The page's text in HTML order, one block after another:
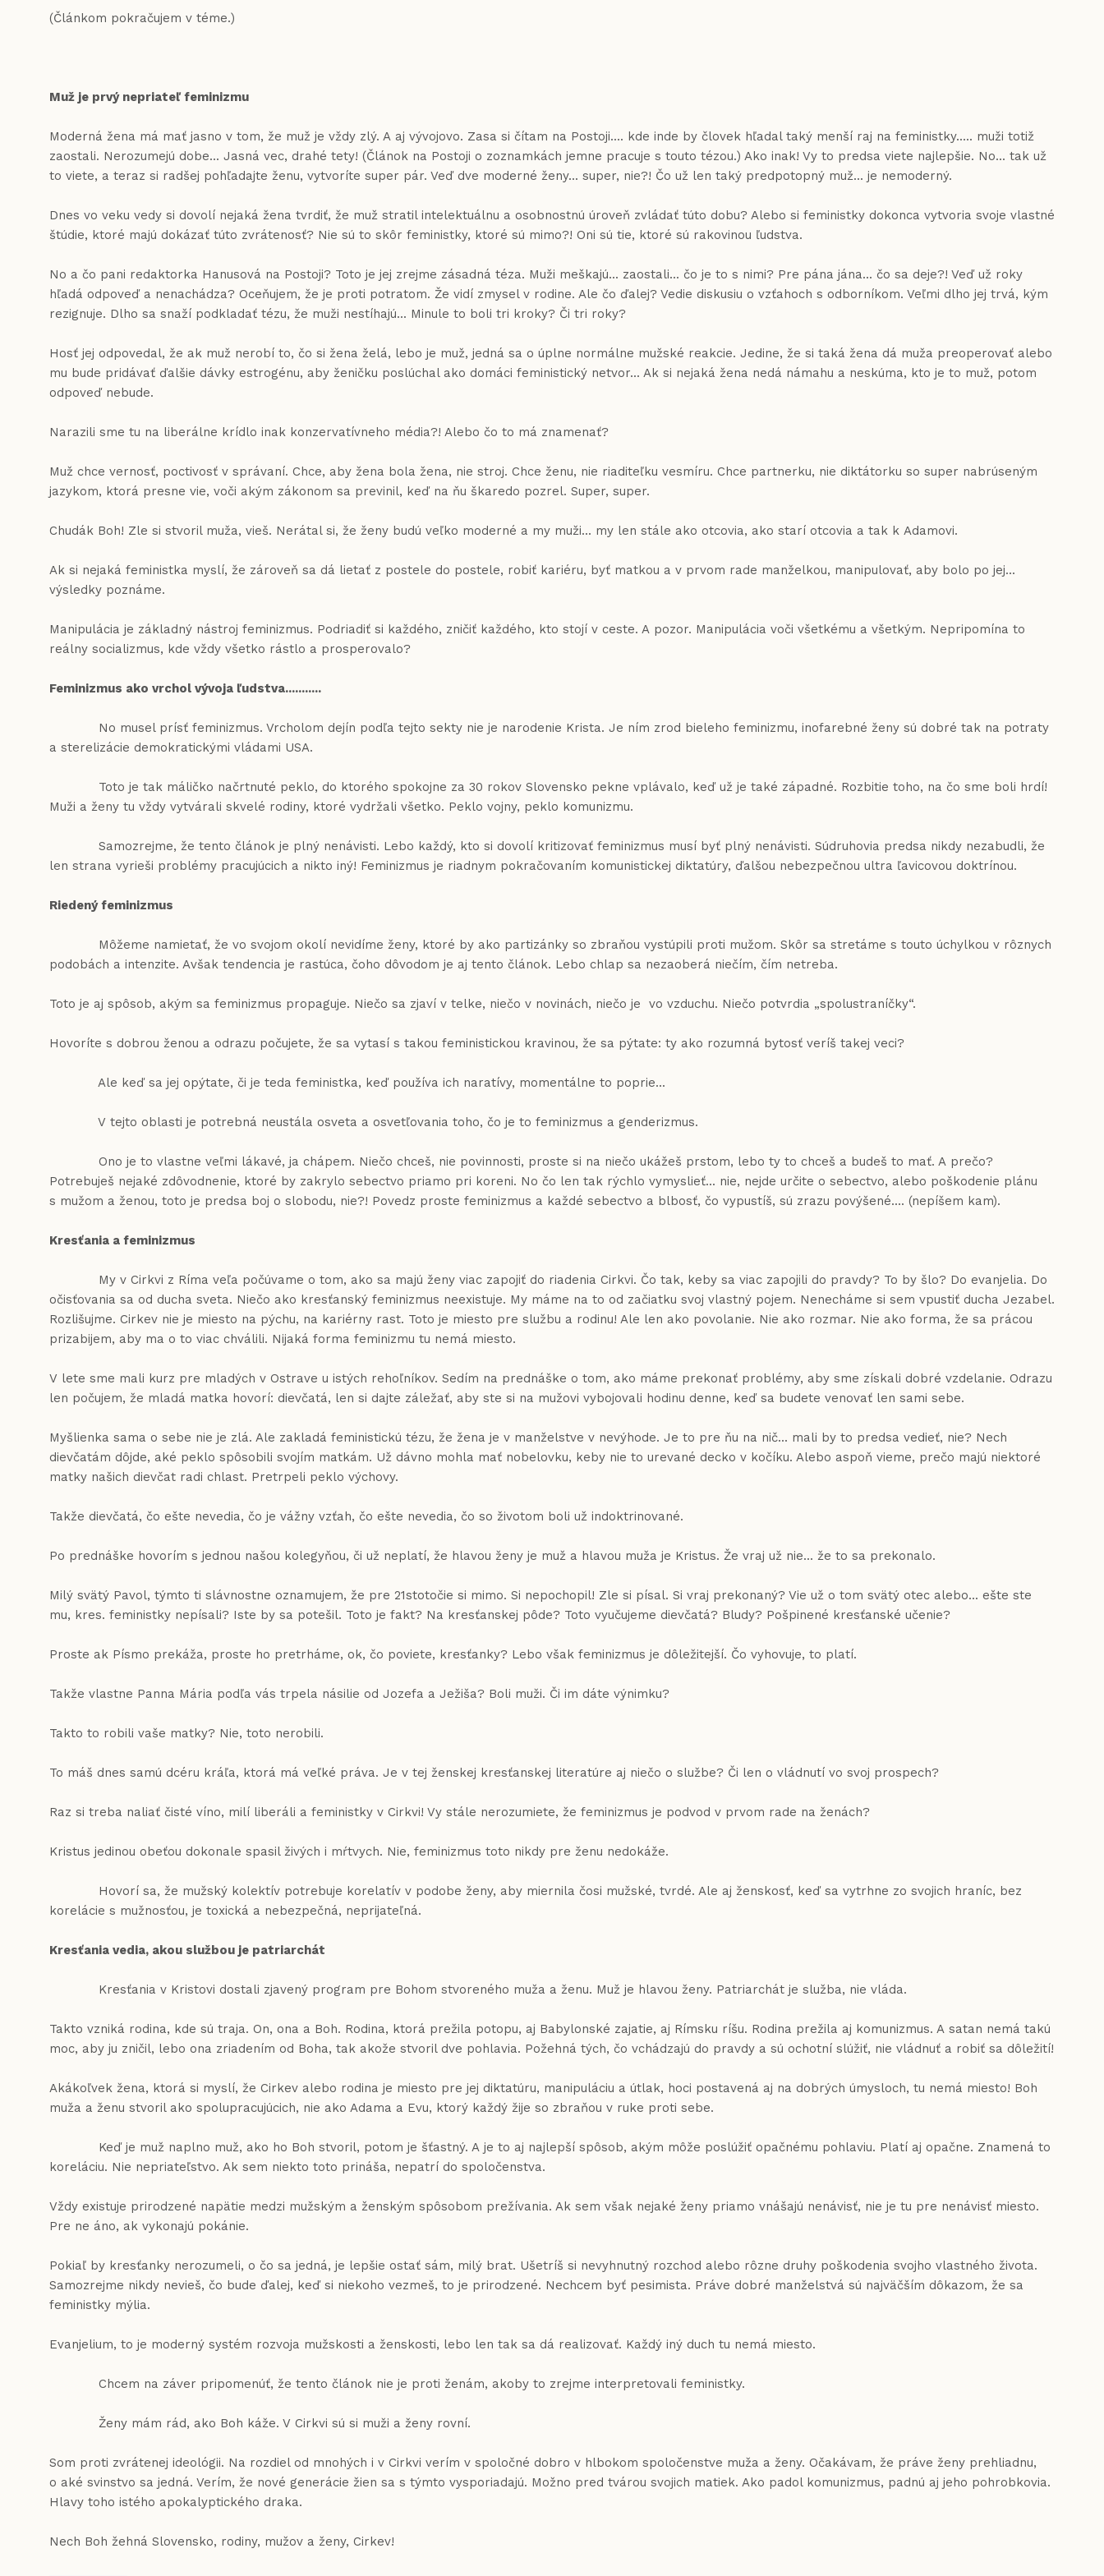
(Článkom pokračujem v téme.)
Muž je prvý nepriateľ feminizmu
Moderná žena má mať jasno v tom, že muž je vždy zlý. A aj vývojovo. Zasa si čítam na Postoji.... kde inde by človek hľadal taký menší raj na feministky..... muži totiž
zaostali. Nerozumejú dobe... Jasná vec, drahé tety! (Článok na Postoji o zoznamkách jemne pracuje s touto tézou.) Ako inak! Vy to predsa viete najlepšie. No... tak už
to viete, a teraz si radšej pohľadajte ženu, vytvoríte super pár. Veď dve moderné ženy... super, nie?! Čo už len taký predpotopný muž... je nemoderný.
Dnes vo veku vedy si dovolí nejaká žena tvrdiť, že muž stratil intelektuálnu a osobnostnú úroveň zvládať túto dobu? Alebo si feministky dokonca vytvoria svoje vlastné
štúdie, ktoré majú dokázať túto zvrátenosť? Nie sú to skôr feministky, ktoré sú mimo?! Oni sú tie, ktoré sú rakovinou ľudstva.
No a čo pani redaktorka Hanusová na Postoji? Toto je jej zrejme zásadná téza. Muži meškajú... zaostali... čo je to s nimi? Pre pána jána... čo sa deje?! Veď už roky
hľadá odpoveď a nenachádza? Oceňujem, že je proti potratom. Že vidí zmysel v rodine. Ale čo ďalej? Vedie diskusiu o vzťahoch s odborníkom. Veľmi dlho jej trvá, kým
rezignuje. Dlho sa snaží podkladať tézu, že muži nestíhajú... Minule to boli tri kroky? Či tri roky?
Hosť jej odpovedal, že ak muž nerobí to, čo si žena želá, lebo je muž, jedná sa o úplne normálne mužské reakcie. Jedine, že si taká žena dá muža preoperovať alebo
mu bude pridávať ďalšie dávky estrogénu, aby ženičku poslúchal ako domáci feministický netvor... Ak si nejaká žena nedá námahu a neskúma, kto je to muž, potom
odpoveď nebude.
Narazili sme tu na liberálne krídlo inak konzervatívneho média?! Alebo čo to má znamenať?
Muž chce vernosť, poctivosť v správaní. Chce, aby žena bola žena, nie stroj. Chce ženu, nie riaditeľku vesmíru. Chce partnerku, nie diktátorku so super nabrúseným
jazykom, ktorá presne vie, voči akým zákonom sa previnil, keď na ňu škaredo pozrel. Super, super.
Chudák Boh! Zle si stvoril muža, vieš. Nerátal si, že ženy budú veľko moderné a my muži... my len stále ako otcovia, ako starí otcovia a tak k Adamovi.
Ak si nejaká feministka myslí, že zároveň sa dá lietať z postele do postele, robiť kariéru, byť matkou a v prvom rade manželkou, manipulovať, aby bolo po jej...
výsledky poznáme.
Manipulácia je základný nástroj feminizmus. Podriadiť si každého, zničiť každého, kto stojí v ceste. A pozor. Manipulácia voči všetkému a všetkým. Nepripomína to
reálny socializmus, kde vždy všetko rástlo a prosperovalo?
Feminizmus ako vrchol vývoja ľudstva...........
No musel prísť feminizmus. Vrcholom dejín podľa tejto sekty nie je narodenie Krista. Je ním zrod bieleho feminizmu, inofarebné ženy sú dobré tak na potraty
a sterelizácie demokratickými vládami USA.
Toto je tak máličko načrtnuté peklo, do ktorého spokojne za 30 rokov Slovensko pekne vplávalo, keď už je také západné. Rozbitie toho, na čo sme boli hrdí!
Muži a ženy tu vždy vytvárali skvelé rodiny, ktoré vydržali všetko. Peklo vojny, peklo komunizmu.
Samozrejme, že tento článok je plný nenávisti. Lebo každý, kto si dovolí kritizovať feminizmus musí byť plný nenávisti. Súdruhovia predsa nikdy nezabudli, že
len strana vyrieši problémy pracujúcich a nikto iný! Feminizmus je riadnym pokračovaním komunistickej diktatúry, ďalšou nebezpečnou ultra ľavicovou doktrínou.
Riedený feminizmus
Môžeme namietať, že vo svojom okolí nevidíme ženy, ktoré by ako partizánky so zbraňou vystúpili proti mužom. Skôr sa stretáme s touto úchylkou v rôznych
podobách a intenzite. Avšak tendencia je rastúca, čoho dôvodom je aj tento článok. Lebo chlap sa nezaoberá niečím, čím netreba.
Toto je aj spôsob, akým sa feminizmus propaguje. Niečo sa zjaví v telke, niečo v novinách, niečo je vo vzduchu. Niečo potvrdia „spolustraníčky“.
Hovoríte s dobrou ženou a odrazu počujete, že sa vytasí s takou feministickou kravinou, že sa pýtate: ty ako rozumná bytosť veríš takej veci?
Ale keď sa jej opýtate, či je teda feministka, keď používa ich naratívy, momentálne to poprie...
V tejto oblasti je potrebná neustála osveta a osvetľovania toho, čo je to feminizmus a genderizmus.
Ono je to vlastne veľmi lákavé, ja chápem. Niečo chceš, nie povinnosti, proste si na niečo ukážeš prstom, lebo ty to chceš a budeš to mať. A prečo?
Potrebuješ nejaké zdôvodnenie, ktoré by zakrylo sebectvo priamo pri koreni. No čo len tak rýchlo vymyslieť... nie, nejde určite o sebectvo, alebo poškodenie plánu
s mužom a ženou, toto je predsa boj o slobodu, nie?! Povedz proste feminizmus a každé sebectvo a blbosť, čo vypustíš, sú zrazu povýšené.... (nepíšem kam).
Kresťania a feminizmus
My v Cirkvi z Ríma veľa počúvame o tom, ako sa majú ženy viac zapojiť do riadenia Cirkvi. Čo tak, keby sa viac zapojili do pravdy? To by šlo? Do evanjelia. Do
očisťovania sa od ducha sveta. Niečo ako kresťanský feminizmus neexistuje. My máme na to od začiatku svoj vlastný pojem. Nenecháme si sem vpustiť ducha Jezabel.
Rozlišujme. Cirkev nie je miesto na pýchu, na kariérny rast. Toto je miesto pre službu a rodinu! Ale len ako povolanie. Nie ako rozmar. Nie ako forma, že sa prácou
prizabijem, aby ma o to viac chválili. Nijaká forma feminizmu tu nemá miesto.
V lete sme mali kurz pre mladých v Ostrave u istých rehoľníkov. Sedím na prednáške o tom, ako máme prekonať problémy, aby sme získali dobré vzdelanie. Odrazu
len počujem, že mladá matka hovorí: dievčatá, len si dajte záležať, aby ste si na mužovi vybojovali hodinu denne, keď sa budete venovať len sami sebe.
Myšlienka sama o sebe nie je zlá. Ale zakladá feministickú tézu, že žena je v manželstve v nevýhode. Je to pre ňu na nič... mali by to predsa vedieť, nie? Nech
dievčatám dôjde, aké peklo spôsobili svojím matkám. Už dávno mohla mať nobelovku, keby nie to urevané decko v kočíku. Alebo aspoň vieme, prečo majú niektoré
matky našich dievčat radi chlast. Pretrpeli peklo výchovy.
Takže dievčatá, čo ešte nevedia, čo je vážny vzťah, čo ešte nevedia, čo so životom boli už indoktrinované.
Po prednáške hovorím s jednou našou kolegyňou, či už neplatí, že hlavou ženy je muž a hlavou muža je Kristus. Že vraj už nie... že to sa prekonalo.
Milý svätý Pavol, týmto ti slávnostne oznamujem, že pre 21stotočie si mimo. Si nepochopil! Zle si písal. Si vraj prekonaný? Vie už o tom svätý otec alebo... ešte ste
mu, kres. feministky nepísali? Iste by sa potešil. Toto je fakt? Na kresťanskej pôde? Toto vyučujeme dievčatá? Bludy? Pošpinené kresťanské učenie?
Proste ak Písmo prekáža, proste ho pretrháme, ok, čo poviete, kresťanky? Lebo však feminizmus je dôležitejší. Čo vyhovuje, to platí.
Takže vlastne Panna Mária podľa vás trpela násilie od Jozefa a Ježiša? Boli muži. Či im dáte výnimku?
Takto to robili vaše matky? Nie, toto nerobili.
To máš dnes samú dcéru kráľa, ktorá má veľké práva. Je v tej ženskej kresťanskej literatúre aj niečo o službe? Či len o vládnutí vo svoj prospech?
Raz si treba naliať čisté víno, milí liberáli a feministky v Cirkvi! Vy stále nerozumiete, že feminizmus je podvod v prvom rade na ženách?
Kristus jedinou obeťou dokonale spasil živých i mŕtvych. Nie, feminizmus toto nikdy pre ženu nedokáže.
Hovorí sa, že mužský kolektív potrebuje korelatív v podobe ženy, aby miernila čosi mužské, tvrdé. Ale aj ženskosť, keď sa vytrhne zo svojich hraníc, bez
korelácie s mužnosťou, je toxická a nebezpečná, neprijateľná.
Kresťania vedia, akou službou je patriarchát
Kresťania v Kristovi dostali zjavený program pre Bohom stvoreného muža a ženu. Muž je hlavou ženy. Patriarchát je služba, nie vláda.
Takto vzniká rodina, kde sú traja. On, ona a Boh. Rodina, ktorá prežila potopu, aj Babylonské zajatie, aj Rímsku ríšu. Rodina prežila aj komunizmus. A satan nemá takú
moc, aby ju zničil, lebo ona zriadením od Boha, tak akože stvoril dve pohlavia. Požehná tých, čo vchádzajú do pravdy a sú ochotní slúžiť, nie vládnuť a robiť sa dôležití!
Akákoľvek žena, ktorá si myslí, že Cirkev alebo rodina je miesto pre jej diktatúru, manipuláciu a útlak, hoci postavená aj na dobrých úmysloch, tu nemá miesto! Boh
muža a ženu stvoril ako spolupracujúcich, nie ako Adama a Evu, ktorý každý žije so zbraňou v ruke proti sebe.
Keď je muž naplno muž, ako ho Boh stvoril, potom je šťastný. A je to aj najlepší spôsob, akým môže poslúžiť opačnému pohlaviu. Platí aj opačne. Znamená to
koreláciu. Nie nepriateľstvo. Ak sem niekto toto prináša, nepatrí do spoločenstva.
Vždy existuje prirodzené napätie medzi mužským a ženským spôsobom prežívania. Ak sem však nejaké ženy priamo vnášajú nenávisť, nie je tu pre nenávisť miesto.
Pre ne áno, ak vykonajú pokánie.
Pokiaľ by kresťanky nerozumeli, o čo sa jedná, je lepšie ostať sám, milý brat. Ušetríš si nevyhnutný rozchod alebo rôzne druhy poškodenia svojho vlastného života.
Samozrejme nikdy nevieš, čo bude ďalej, keď si niekoho vezmeš, to je prirodzené. Nechcem byť pesimista. Práve dobré manželstvá sú najväčším dôkazom, že sa
feministky mýlia.
Evanjelium, to je moderný systém rozvoja mužskosti a ženskosti, lebo len tak sa dá realizovať. Každý iný duch tu nemá miesto.
Chcem na záver pripomenúť, že tento článok nie je proti ženám, akoby to zrejme interpretovali feministky.
Ženy mám rád, ako Boh káže. V Cirkvi sú si muži a ženy rovní.
Som proti zvrátenej ideológii. Na rozdiel od mnohých i v Cirkvi verím v spoločné dobro v hlbokom spoločenstve muža a ženy. Očakávam, že práve ženy prehliadnu,
o aké svinstvo sa jedná. Verím, že nové generácie žien sa s týmto vysporiadajú. Možno pred tvárou svojich matiek. Ako padol komunizmus, padnú aj jeho pohrobkovia.
Hlavy toho istého apokalyptického draka.
Nech Boh žehná Slovensko, rodiny, mužov a ženy, Cirkev!